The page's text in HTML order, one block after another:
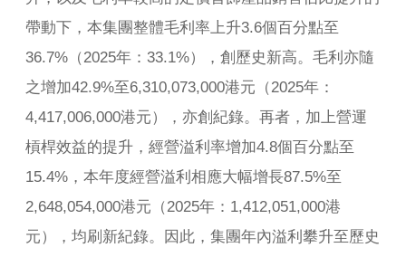
帶動下，本集團整體毛利率上升3.6個百分點至
36.7%（2025年：33.1%），創歷史新高。毛利亦隨
之增加42.9%至6,310,073,000港元（2025年：
4,417,006,000港元），亦創紀錄。再者，加上營運
槓桿效益的提升，經營溢利率增加4.8個百分點至
15.4%，本年度經營溢利相應大幅增長87.5%至
2,648,054,000港元（2025年：1,412,051,000港
元），均刷新紀錄。因此，集團年內溢利攀升至歷史